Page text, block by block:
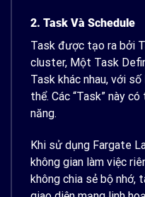
2. Task Và Schedule
Task được tạo ra bởi
cluster, Một Task
Task khác nhau, với
thể. Các “Task” này
năng.
Khi sử dụng Fargate
không gian làm việc
không chia sẻ bộ nhớ,